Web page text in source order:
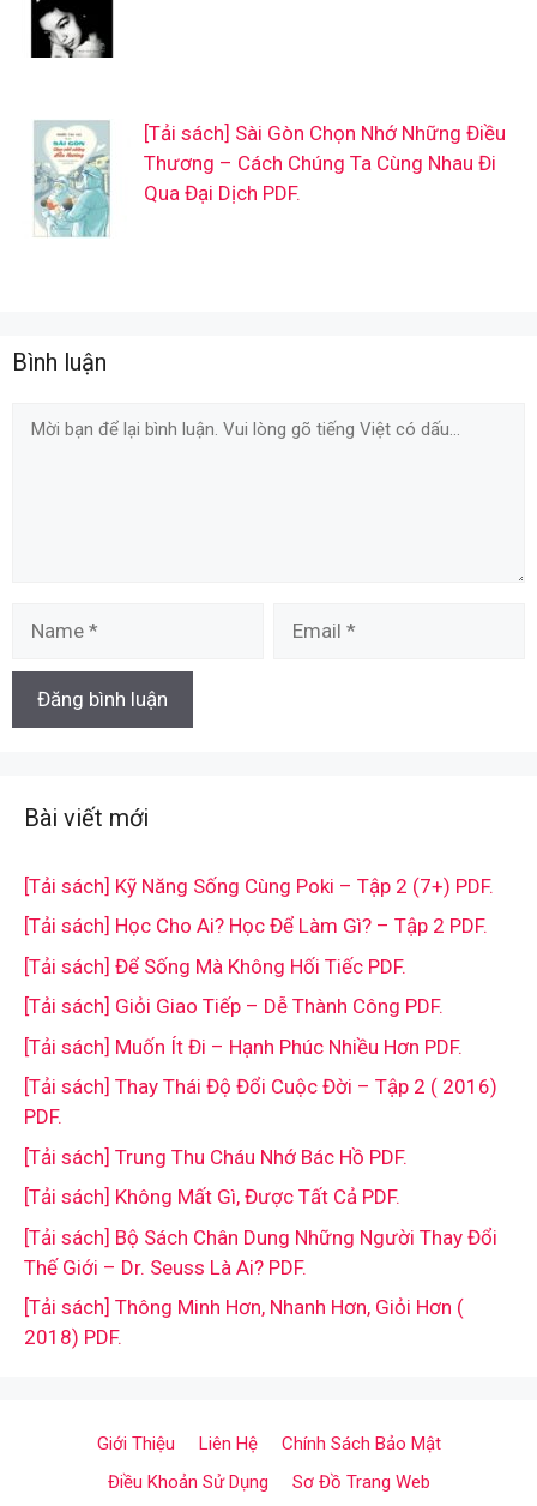
[Tải sách] Sài Gòn Chọn Nhớ Những Điều
Thương – Cách Chúng Ta Cùng Nhau Đi
Qua Đại Dịch PDF.
Bình luận
Comment
Bài viết mới
[Tải sách] Kỹ Năng Sống Cùng Poki – Tập 2 (7+) PDF.
[Tải sách] Học Cho Ai? Học Để Làm Gì? – Tập 2 PDF.
[Tải sách] Để Sống Mà Không Hối Tiếc PDF.
[Tải sách] Giỏi Giao Tiếp – Dễ Thành Công PDF.
[Tải sách] Muốn Ít Đi – Hạnh Phúc Nhiều Hơn PDF.
[Tải sách] Thay Thái Độ Đổi Cuộc Đời – Tập 2 ( 2016)
PDF.
[Tải sách] Trung Thu Cháu Nhớ Bác Hồ PDF.
[Tải sách] Không Mất Gì, Được Tất Cả PDF.
[Tải sách] Bộ Sách Chân Dung Những Người Thay Đổi
Thế Giới – Dr. Seuss Là Ai? PDF.
[Tải sách] Thông Minh Hơn, Nhanh Hơn, Giỏi Hơn (
2018) PDF.
Giới Thiệu Liên Hệ
Chính Sách Bảo Mật
Điều Khoản Sử Dụng
Sơ Đồ Trang Web